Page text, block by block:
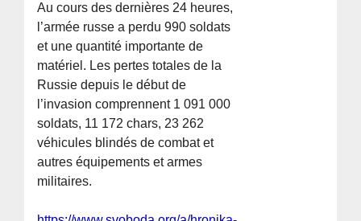
Au cours des dernières 24 heures,
l’armée russe a perdu 990 soldats
et une quantité importante de
matériel. Les pertes totales de la
Russie depuis le début de
l’invasion comprennent 1 091 000
soldats, 11 172 chars, 23 262
véhicules blindés de combat et
autres équipements et armes
militaires.